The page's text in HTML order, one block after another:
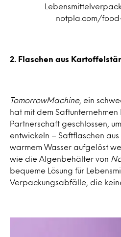
notpla.com/
2. Flaschen aus
TomorrowMachine, ein
hat mit dem
Partnerschaft geschlossen,
entwickeln – Saftflaschen
warmem Wasser aufgelöst
wie die Algenbehälter von
bequeme Lösung für
Verpackungsabfälle, die